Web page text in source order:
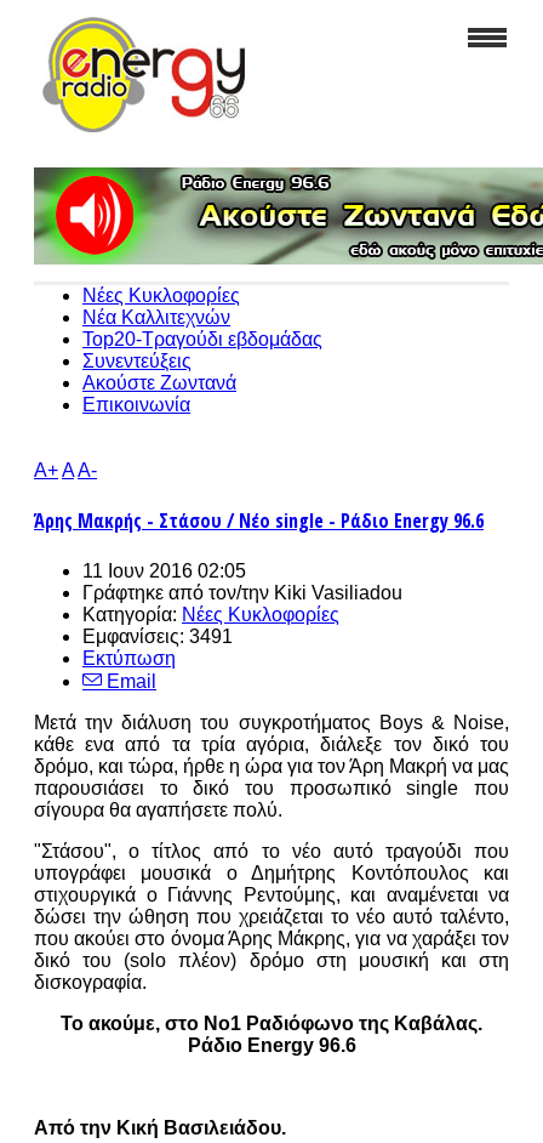
Νέες Κυκλοφορίες
Νέα Καλλιτεχνών
Top20-Τραγούδι εβδομάδας
Συνεντεύξεις
Ακούστε Ζωντανά
Επικοινωνία
A+AA-
Άρης Μακρής - Στάσου / Νέο single - Ράδιο Energy 96.6
11 Ιουν 2016 02:05
Γράφτηκε από τον/την Kiki Vasiliadou
Κατηγορία: Νέες Κυκλοφορίες
Εμφανίσεις: 3491
Εκτύπωση
Email
Μετά την διάλυση του συγκροτήματος Boys & Noise,
κάθε ενα από τα τρία αγόρια, διάλεξε τον δικό του
δρόμο, και τώρα, ήρθε η ώρα για τον Άρη Μακρή να μας
παρουσιάσει το δικό του προσωπικό single που
σίγουρα θα αγαπήσετε πολύ.
"Στάσου", ο τίτλος από το νέο αυτό τραγούδι που
υπογράφει μουσικά ο Δημήτρης Κοντόπουλος και
στιχουργικά ο Γιάννης Ρεντούμης, και αναμένεται να
δώσει την ώθηση που χρειάζεται το νέο αυτό ταλέντο,
που ακούει στο όνομα Άρης Μάκρης, για να χαράξει τον
δικό του (solo πλέον) δρόμο στη μουσική και στη
δισκογραφία.
Το ακούμε, στο Νο1 Ραδιόφωνο της Καβάλας.
Ράδιο Energy 96.6
Από την Κική Βασιλειάδου.